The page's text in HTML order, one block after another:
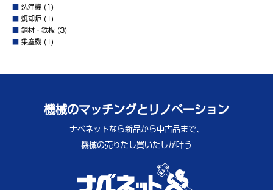
洗浄機 (1)
焼却炉 (1)
鋼材・鉄板 (3)
集塵機 (1)
機械のマッチングとリノベーション
ナベネットなら新品から中古品まで、
機械の売りたし買いたしが叶う